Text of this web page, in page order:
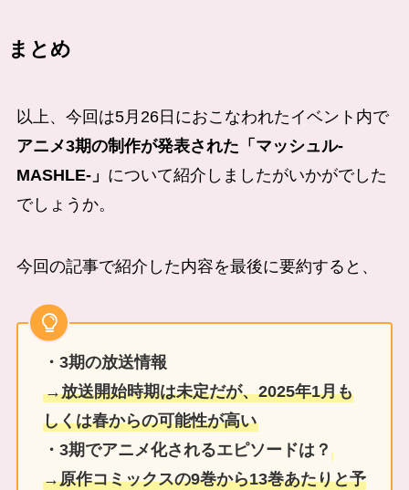
まとめ
以上、今回は5月26日におこなわれたイベント内で
アニメ3期の制作が発表された「マッシュル-
MASHLE-」 について紹介しましたがいかがでした
でしょうか。
今回の記事で紹介した内容を最後に要約すると、
・3期の放送情報
→放送開始時期は未定だが、2025年1月も
しくは春からの可能性が高い
・3期でアニメ化されるエピソードは？
→原作コミックスの9巻から13巻あたりと予